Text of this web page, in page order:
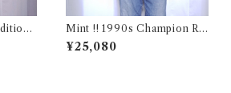
XXL
Mint !! 1990s Champion Re
verse Weave NHL SABRES
Size L / チャンピオン リバー
¥25,080